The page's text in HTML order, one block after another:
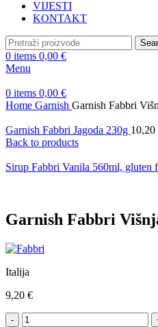
VIJESTI
KONTAKT
0 items 0,00 €
Menu
0 items 0,00 €
Home Garnish Garnish Fabbri
Garnish Fabbri Jagoda 230g 10,20
Back to products
Sirup Fabbri Vanila 560ml, gluten
Garnish Fabbri
Italija
9,20 €
Garnish